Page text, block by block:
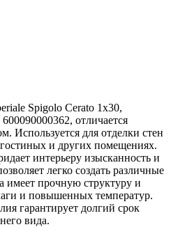
Spigolo Cerato 1x30,
отличается
Используется для отделки стен
и других помещениях.
интерьеру изысканность и
легко создать различные
прочную структуру и
и повышенных температур.
гарантирует долгий срок
вида.